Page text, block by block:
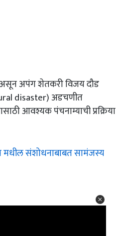
असून अपंग शेतकरी विजय दौड
disaster) अडचणीत
आवश्यक पंचनाम्याची प्रक्रिया
मधील संशोधनाबाबत सामंजस्य